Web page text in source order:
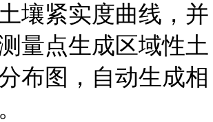
壤紧实度曲线，并
量点生成区域性土
布图，自动生成相